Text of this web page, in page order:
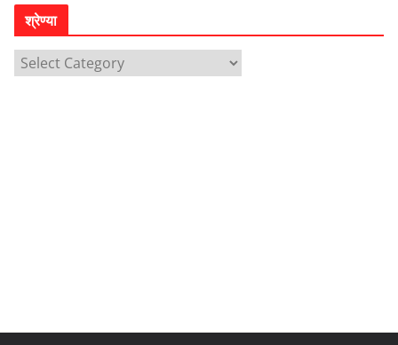
श्रेण्या
श्रे
ण्या